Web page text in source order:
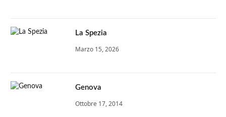
La Spezia
Marzo 15, 2026
Genova
Ottobre 17, 2014